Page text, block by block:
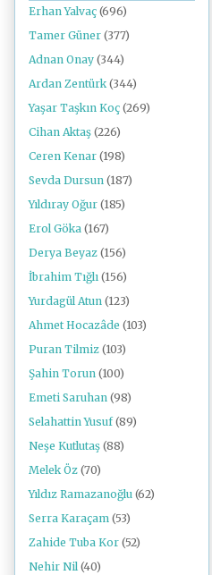
Erhan Yalvaç (696)
Tamer Güner (377)
Adnan Onay (344)
Ardan Zentürk (344)
Yaşar Taşkın Koç (269)
Cihan Aktaş (226)
Ceren Kenar (198)
Sevda Dursun (187)
Yıldıray Oğur (185)
Erol Göka (167)
Derya Beyaz (156)
İbrahim Tığlı (156)
Yurdagül Atun (123)
Ahmet Hocazâde (103)
Puran Tilmiz (103)
Şahin Torun (100)
Emeti Saruhan (98)
Selahattin Yusuf (89)
Neşe Kutlutaş (88)
Melek Öz (70)
Yıldız Ramazanoğlu (62)
Serra Karaçam (53)
Zahide Tuba Kor (52)
Nehir Nil (40)